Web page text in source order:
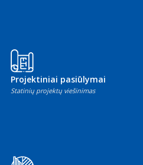
Projektiniai pasiūlymai
Statinių projektų viešinimas